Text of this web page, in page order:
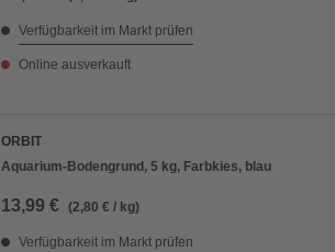
Verfügbarkeit im Markt prüfen
Online ausverkauft
ORBIT
Aquarium-Bodengrund, 5 kg, Farbkies, blau
13,99 € (2,80 € / kg)
Verfügbarkeit im Markt prüfen